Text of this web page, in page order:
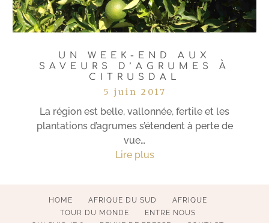
UN WEEK-END AUX
SAVEURS D’AGRUMES À
CITRUSDAL
5 juin 2017
La région est belle, vallonnée, fertile et les
plantations d’agrumes s’étendent à perte de
vue…
Lire plus
HOME AFRIQUE DU SUD
AFRIQUE
TOUR DU MONDE
ENTRE NOUS